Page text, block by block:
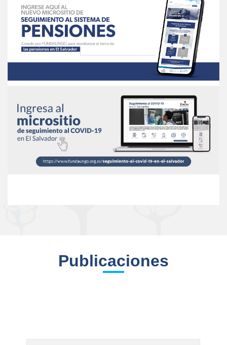
Publicaciones